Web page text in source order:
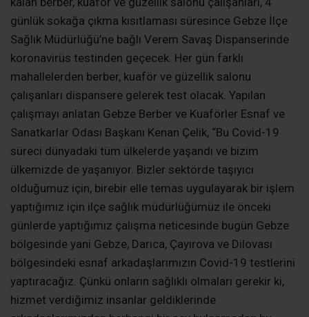
olduğumuz için, birebir elle temas uygulayarak bir işlem
yaptığımız için ilçe sağlık müdürlüğümüz ile önceki
günlerde yaptığımız çalışma neticesinde bugün Gebze
bölgesinde yani Gebze, Darıca, Çayırova ve Dilovası
bölgesindeki esnaf arkadaşlarımızın Covid-19 testlerini
yaptıracağız. Çünkü onların sağlıklı olmaları gerekir ki,
hizmet verdiğimiz insanlar geldiklerinde
arkadaşlarımızdan herhangi bir şey bulaşmadan bu
süreci atlatabilelim. İş yerlerinde esnaf arkadaşlarımız
gerekli hijyen kurallarını uygulamaktalar, ama kendilerini
de korumaları gerektiğine inandığımız için
arkadaşlarımızın Covid-19 testlerini yaptırıyoruz. Eğer
hastalık bizde varsa, taşıyıcı durumuna düşmemek,
başkasına bulaştırmamak için önlem amacıyla bu
testleri yaptırıyoruz. Şu anda üyelerimiz arasında pozitif
bir vaka yok. Biz 600 berber ve kuaför esnafımızın
testini yaptıracağız” dedi.